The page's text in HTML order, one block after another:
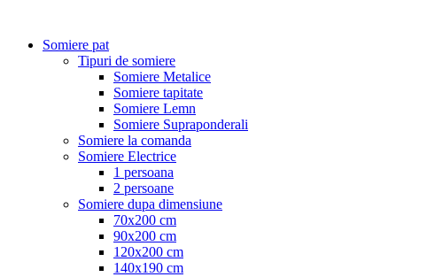
Somiere pat
Tipuri de somiere
Somiere Metalice
Somiere tapitate
Somiere Lemn
Somiere Supraponderali
Somiere la comanda
Somiere Electrice
1 persoana
2 persoane
Somiere dupa dimensiune
70x200 cm
90x200 cm
120x200 cm
140x190 cm